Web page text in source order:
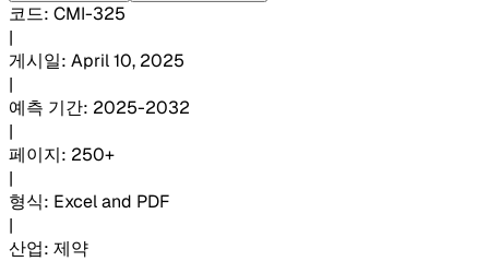
코드: CMI-325
|
게시일: April 10, 2025
|
예측 기간: 2025-2032
|
페이지: 250+
|
형식: Excel and PDF
|
산업: 제약